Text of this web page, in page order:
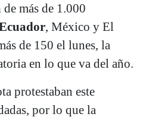
de más de 1.000
, México y El
de 150 el lunes, la
en lo que va del año.
protestaban este
por lo que la